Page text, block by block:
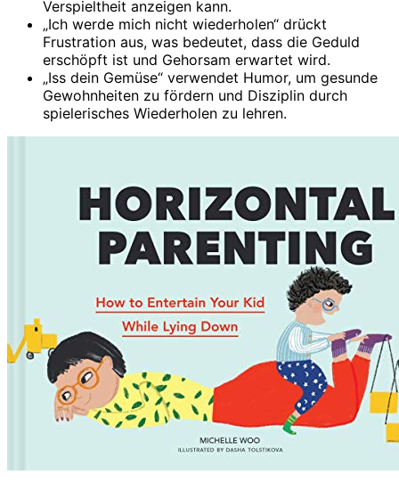
Verspieltheit anzeigen kann.
„Ich werde mich nicht wiederholen“ drückt
Frustration aus, was bedeutet, dass die Geduld
erschöpft ist und Gehorsam erwartet wird.
„Iss dein Gemüse“ verwendet Humor, um gesunde
Gewohnheiten zu fördern und Disziplin durch
spielerisches Wiederholen zu lehren.